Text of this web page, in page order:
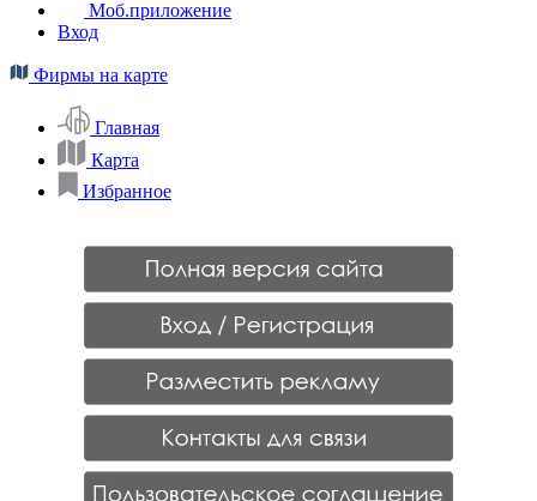
Моб.приложение
Вход
Фирмы на карте
Главная
Карта
Избранное